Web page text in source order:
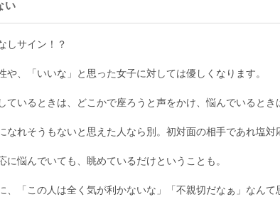
い
しサイン！？
や、「いいな」と思った女子に対しては優しくなります。
ているときは、どこかで座ろうと声をかけ、悩んでいるとき
なれそうもないと思えた人なら別。初対面の相手であれ塩対
に悩んでいても、眺めているだけということも。
、「この人は全く気が利かないな」「不親切だなぁ」なん